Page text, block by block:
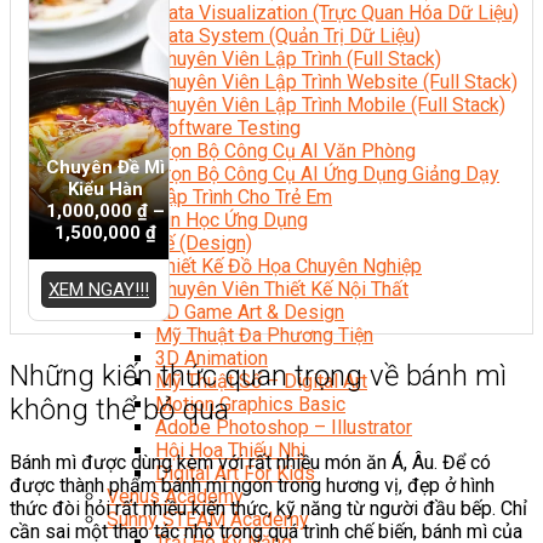
Data Visualization (Trực Quan Hóa Dữ Liệu)
Data System (Quản Trị Dữ Liệu)
Chuyên Viên Lập Trình (Full Stack)
Chuyên Viên Lập Trình Website (Full Stack)
Chuyên Viên Lập Trình Mobile (Full Stack)
Software Testing
Trọn Bộ Công Cụ AI Văn Phòng
Trọn Bộ Công Cụ AI Ứng Dụng Giảng Dạy
Lập Trình Cho Trẻ Em
Tin Học Ứng Dụng
Thiết Kế (Design)
Thiết Kế Đồ Họa Chuyên Nghiệp
Chuyên Viên Thiết Kế Nội Thất
3D Game Art & Design
Mỹ Thuật Đa Phương Tiện
3D Animation
Mỹ Thuật Số – Digital Art
Motion Graphics Basic
Adobe Photoshop – Illustrator
Hội Họa Thiếu Nhi
Digital Art For Kids
Venus Academy
Sunny STEAM Academy
Chuyên Đề Mì
Kiểu Hàn
1,000,000₫–
1,500,000 ₫
XEM NGAY!!!
Những kiến thức quan trọng về bánh mì
không thể bỏ qua
Bánh mì được dùng kèm với rất nhiều món ăn Á, Âu. Để có
được thành phẩm bánh mì ngon trong hương vị, đẹp ở hình
thức đòi hỏi rất nhiều kiến thức, kỹ năng từ người đầu bếp. Chỉ
cần sai một thao tác nhỏ trong quá trình chế biến, bánh mì của